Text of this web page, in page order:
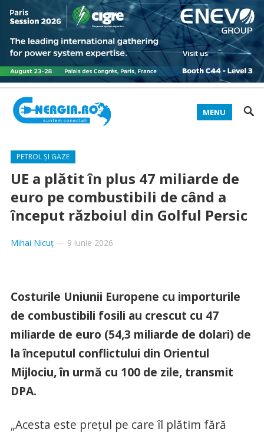
MENU
PETROL ȘI GAZE
UE a plătit în plus 47 miliarde de
euro pe combustibili de când a
început războiul din Golful Persic
Mihai Nicuț— 9 iunie 2026
Costurile Uniunii Europene cu importurile
de combustibili fosili au crescut cu 47
miliarde de euro (54,3 miliarde de dolari) de
la începutul conflictului din Orientul
Mijlociu, în urmă cu 100 de zile, transmit
DPA.
„Acesta este preţul pe care îl plătim fără